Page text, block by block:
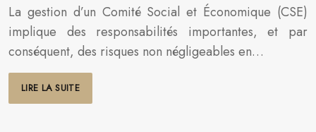
La gestion d’un Comité Social et Économique (CSE)
implique des responsabilités importantes, et par
conséquent, des risques non négligeables en…
LIRE LA SUITE